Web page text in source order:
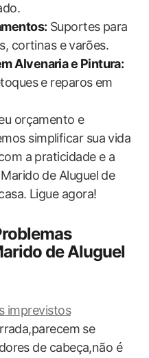
​Suportes para
cortinas‌ e ⁢varões.
Alvenaria e Pintura:
e reparos em
orçamento e⁣
simplificar sua vida
a praticidade e a
de Aluguel‍ de
Ligue agora!
de Aluguel
imprevistos
se
‌de cabeça,não é⁤